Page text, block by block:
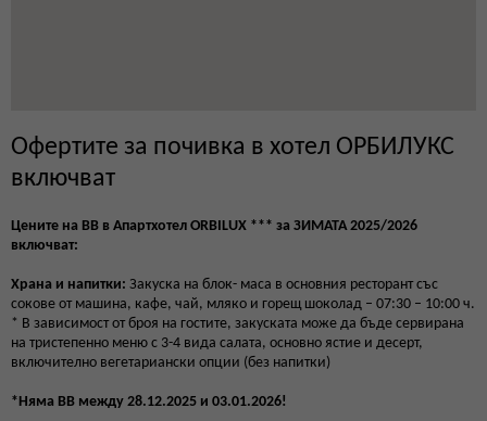
Офертите за почивка в хотел ОРБИЛУКС
включват
Цените на BB в Апартхотел ORBILUX *** за ЗИМАТА 2025/2026
включват:
Храна и напитки: Закуска на блок- маса в основния ресторант със
сокове от машина, кафе, чай, мляко и горещ шоколад – 07:30 – 10:00 ч.
* В зависимост от броя на гостите, закуската може да бъде сервирана
на тристепенно меню с 3-4 вида салата, основно ястие и десерт,
включително вегетариански опции (без напитки)
*Няма BB между 28.12.2025 и 03.01.2026!